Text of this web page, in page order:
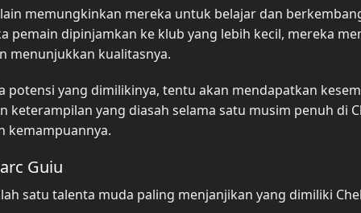
memungkinkan mereka untuk belajar dan
pemain dipinjamkan ke klub yang lebih kecil, mereka
menunjukkan kualitasnya.
potensi yang dimilikinya, tentu akan mendapatkan
keterampilan yang diasah selama satu musim penuh di
kemampuannya.
Guiu
satu talenta muda paling menjanjikan yang dimiliki